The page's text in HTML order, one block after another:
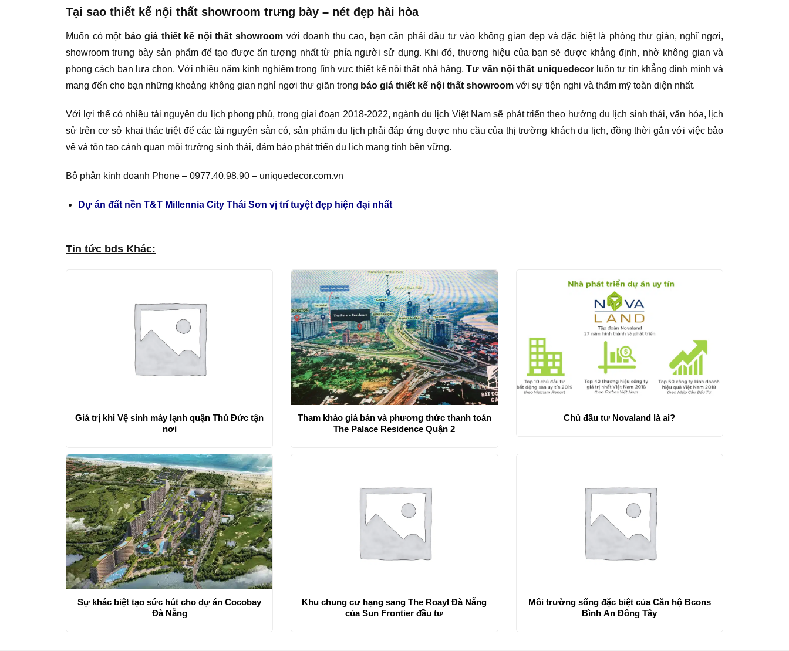
Tại sao thiết kế nội thất showroom trưng bày – nét đẹp hài hòa
Muốn có một báo giá thiết kế nội thất showroomvới doanh thu cao, bạn cần phải đầu tư vào không gian đẹp và đặc biệt là phòng thư giản, nghĩ ngơi,
showroom trưng bày sản phẩm để tạo được ấn tượng nhất từ phía người sử dụng. Khi đó, thương hiệu của bạn sẽ được khẳng định, nhờ không gian và
phong cách bạn lựa chọn. Với nhiều năm kinh nghiệm trong lĩnh vực thiết kế nội thất nhà hàng,Tư vấn nội thất uniquedecorluôn tự tin khẳng định mình và
mang đến cho bạn những khoảng không gian nghỉ ngơi thư giãn trong báo giá thiết kế nội thất showroom với sự tiện nghi và thẩm mỹ toàn diện nhất.
Với lợi thế có nhiều tài nguyên du lịch phong phú, trong giai đoạn 2018-2022, ngành du lịch Việt Nam sẽ phát triển theo hướng du lịch sinh thái, văn hóa, lịch
sử trên cơ sở khai thác triệt để các tài nguyên sẵn có, sản phẩm du lịch phải đáp ứng được nhu cầu của thị trường khách du lịch, đồng thời gắn với việc bảo
vệ và tôn tạo cảnh quan môi trường sinh thái, đảm bảo phát triển du lịch mang tính bền vững.
Bộ phận kinh doanh Phone – 0977.40.98.90 – uniquedecor.com.vn
Dự án đất nền T&T Millennia City Thái Sơn vị trí tuyệt đẹp hiện đại nhất
Tin tức bds Khác:
Giá trị khi Vệ sinh máy lạnh quận Thủ Đức tận
nơi
Tham khảo giá bán và phương thức thanh toán
The Palace Residence Quận 2
Chủ đầu tư Novaland là ai?
Sự khác biệt tạo sức hút cho dự án Cocobay
Đà Nẵng
Khu chung cư hạng sang The Roayl Đà Nẵng
của Sun Frontier đầu tư
Môi trường sống đặc biệt của Căn hộ Bcons
Bình An Đông Tây